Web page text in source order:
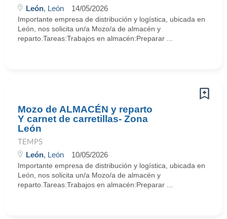
León, León 14/05/2026
Importante empresa de distribución y logística, ubicada en
León, nos solicita un/a Mozo/a de almacén y
reparto.Tareas:Trabajos en almacén:Preparar ...
Mozo de ALMACÉN y reparto
Y carnet de carretillas- Zona
León
TEMPS
León, León 10/05/2026
Importante empresa de distribución y logística, ubicada en
León, nos solicita un/a Mozo/a de almacén y
reparto.Tareas:Trabajos en almacén:Preparar ...